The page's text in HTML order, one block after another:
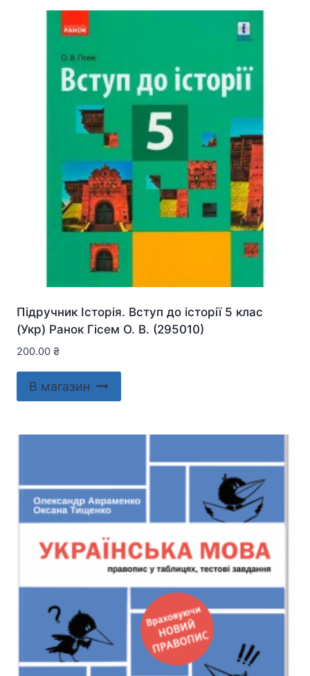
Підручник Історія. Вступ до історії 5 клас
(Укр) Ранок Гісем О. В. (295010)
200.00 ₴
В магазин